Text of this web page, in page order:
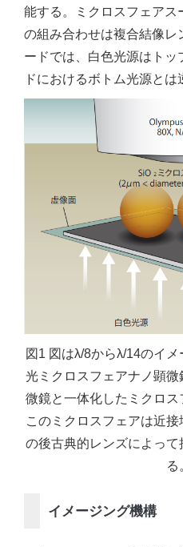
能する。ミクロスフェア
の組み合わせは複合結像レ
ードでは、白色光源はト
ドにおけるボトム光源とは
図1 図はλ/8からλ/14のイ
光ミクロスフェアナノ顕
微鏡と一体化したミクロス
このミクロスフェアは近
の後古典的レンズによっ
る
イメージング機構